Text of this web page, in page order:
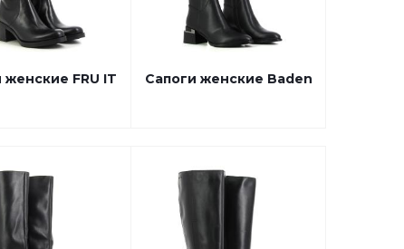
женские FRU IT Сапоги женские Baden